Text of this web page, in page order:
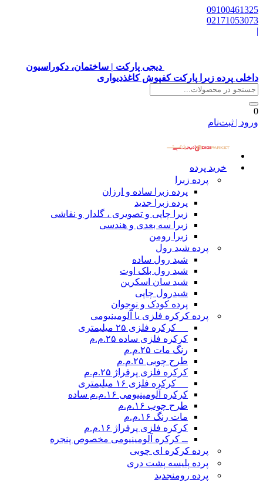
دیجی پارکت | ساختمان، دکوراسیون
پرده زبرا پارکت کفپوش کاغذدیواری
| ثبت‌نام
خرید پرده
پرده زبرا
پرده زبرا ساده و ارزان
پرده زبرا جدید
زبرا چاپی و تصویری ، گلدار و نقاشی
زبرا سه بعدی و هندسی
زبرا رومن
پرده شید رول
شید رول ساده
شید رول بلک اوت
شید سان اسکرین
شیدرول چاپی
پرده کودک و نوجوان
پرده کرکره فلزی یا آلومینیومی
__ کرکره فلزی ۲۵ میلیمتری
کرکره فلزی ساده ۲۵.م.م
رنگ مات ۲۵.م.م
طرح چوبی ۲۵.م.م
کرکره فلزی پرفراژ ۲۵.م.م
__ کرکره فلزی ۱۶ میلیمتری
کرکره آلومینیومی ۱۶.م.م ساده
طرح چوب ۱۶.م.م
مات رنگ ۱۶.م.م
کرکره فلزی پرفراژ ۱۶.م.م
ــ کرکره آلومینیومی مخصوص پنجره
پرده کرکره ای چوبی
پرده پلیسه پشت دری
پرده رومنجدید